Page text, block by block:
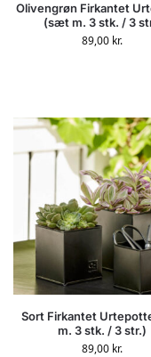
Olivengrøn Firkantet
(sæt m. 3 stk. / 3
89,00 kr.
Sort Firkantet
m. 3 stk. / 3 str.)
89,00 kr.